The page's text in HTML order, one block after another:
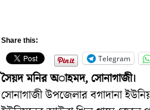
Share this:
Telegram
সৈয়দ মনির অাহমদ, সোনাগাজী।
সোনাগাজী উপজেলার বগাদানা